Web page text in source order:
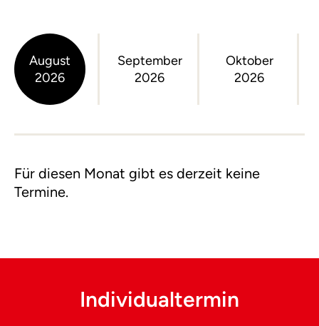
August
2026
September
2026
Oktober
2026
Für diesen Monat gibt es derzeit keine
Termine.
Individualtermin